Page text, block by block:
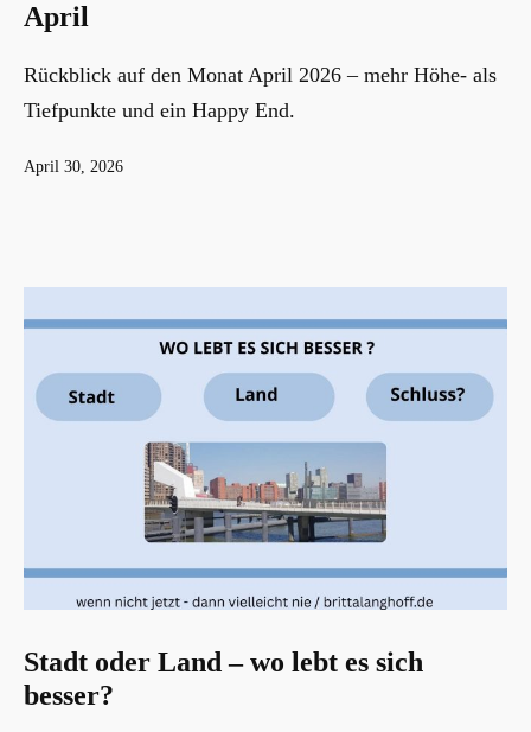
April
Rückblick auf den Monat April 2026 – mehr Höhe- als
Tiefpunkte und ein Happy End.
Veröffentlicht
April 30, 2026
Stadt oder Land – wo lebt es sich
besser?